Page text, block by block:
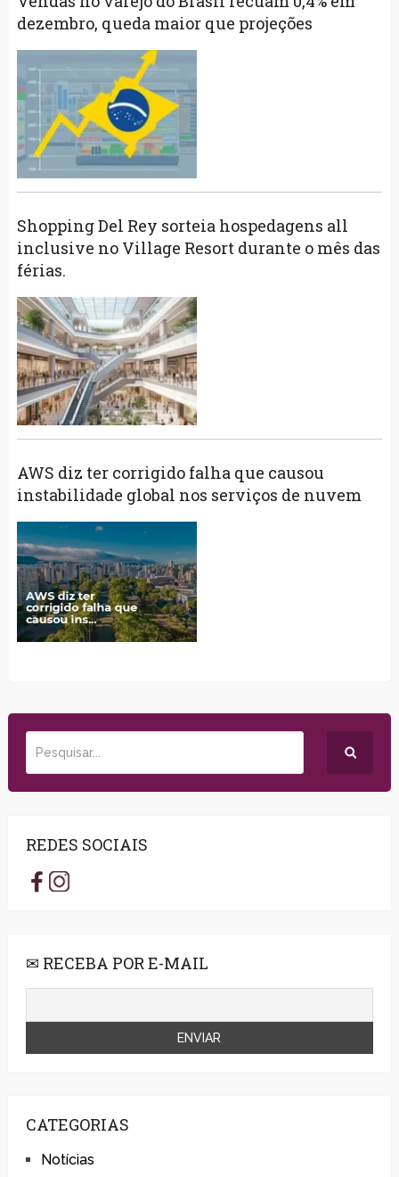
dezembro, queda maior que projeções
Shopping Del Rey sorteia hospedagens all
inclusive no Village Resort durante o mês das
férias.
AWS diz ter corrigido falha que causou
instabilidade global nos serviços de nuvem
REDES SOCIAIS
✉ RECEBA POR E-MAIL
CATEGORIAS
Notícias